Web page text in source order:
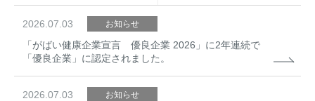
2026.07.03 お知らせ
「がばい健康企業宣言 優良企業 2026」に2年連続で
「優良企業」に認定されました。
2026.07.03 お知らせ